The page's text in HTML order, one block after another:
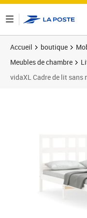
Accueil boutique
Meubles de chambre
vidaXL Cadre de lit